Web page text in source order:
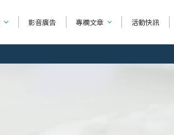
影音廣告 專欄文章 活動快訊